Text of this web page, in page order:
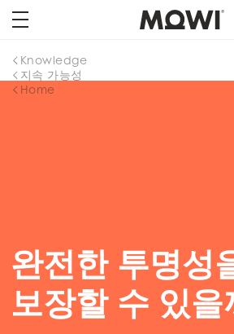
Home
지속 가능성
Knowledge
완전한 투명성
보장할 수 있을